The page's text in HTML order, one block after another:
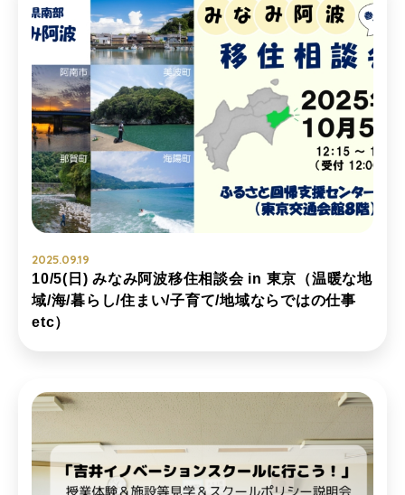
2025.09.19
10/5(日) みなみ阿波移住相談会 in 東京（温暖な地
域/海/暮らし/住まい/子育て/地域ならではの仕事
etc）